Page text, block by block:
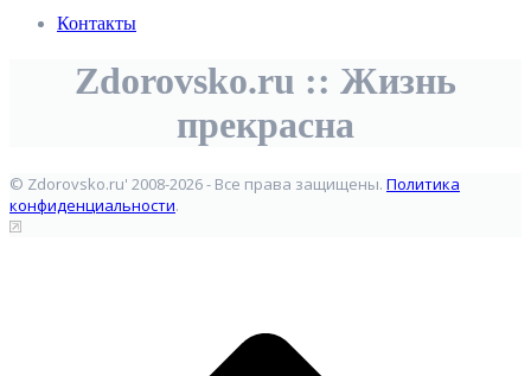
Контакты
Zdorovsko.ru :: Жизнь
прекрасна
© Zdorovsko.ru' 2008-2026 - Все права защищены. Политика
конфиденциальности.